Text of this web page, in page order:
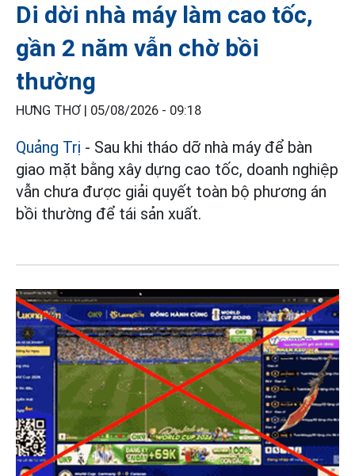
Di dời nhà máy làm cao tốc,
gần 2 năm vẫn chờ bồi
thường
HƯNG THƠ | 05/08/2026 - 09:18
Quảng Trị - Sau khi tháo dỡ nhà máy để bàn
giao mặt bằng xây dựng cao tốc, doanh nghiệp
vẫn chưa được giải quyết toàn bộ phương án
bồi thường để tái sản xuất.